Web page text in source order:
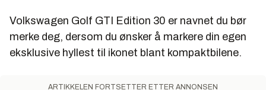
Volkswagen Golf GTI Edition 30 er navnet du bør
merke deg, dersom du ønsker å markere din egen
eksklusive hyllest til ikonet blant kompaktbilene.
ARTIKKELEN FORTSETTER ETTER ANNONSEN